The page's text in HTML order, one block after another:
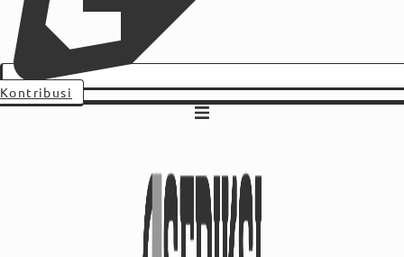
Kontribusi